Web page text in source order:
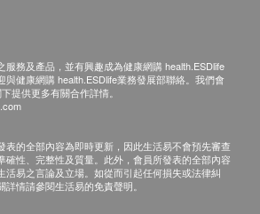
服務及產品，並有興趣成為健康網購 health.ESDlife
與健康網購 health.ESDlife業務發展部聯絡。我們會
提供更多有關合作詳情。
表的全部內容為即時更新，因此生活易不會預先審查
確性、完整性及質量。此外，會員所發表的全部內容
活易之言論及立場。如從而引起任何損失或法律糾
情請參閱生活易的免責聲明。